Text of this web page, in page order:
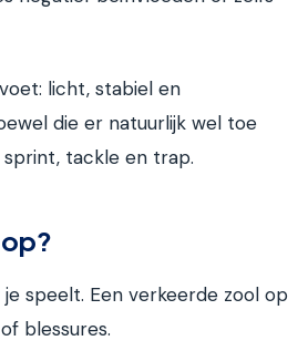
licht, stabiel en
die er natuurlijk wel toe
tackle en trap.
speelt. Een verkeerde zool op
blessures.